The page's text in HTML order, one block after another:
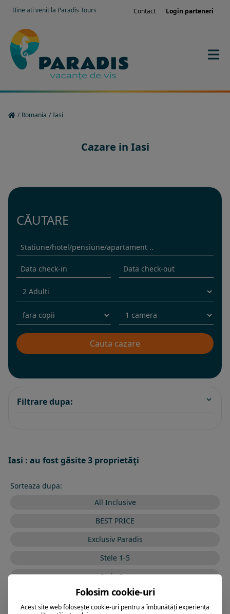
Bine ati venit la Paradis Tours Contact Login parteneri
/ Romania / Iasi
Cazare in Iasi
CĂUTARE
Filtrare dupa:
Iasi : au fost găsite 3 proprietăţi
Sorteaza dupa:
All Inclusive
BEST PRICE
Exclusiv Paradis
Stele 1-5
Stele 5-1
Folosim cookie-uri
Acest site web folosește cookie-uri pentru a îmbunătăți experiența